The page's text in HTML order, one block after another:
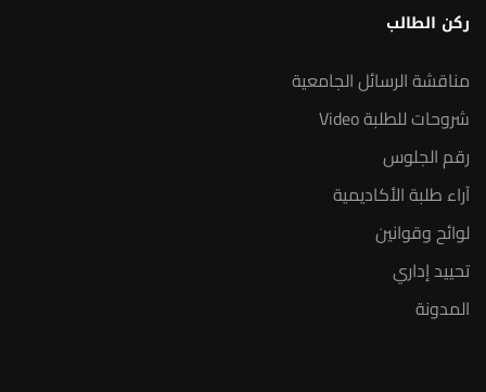
ركن الطالب
مناقشة الرسائل الجامعية
شروحات للطلبة Video
رقم الجلوس
آراء طلبة الأكاديمية
لوائح وقوانين
تحييد إداري
المدونة